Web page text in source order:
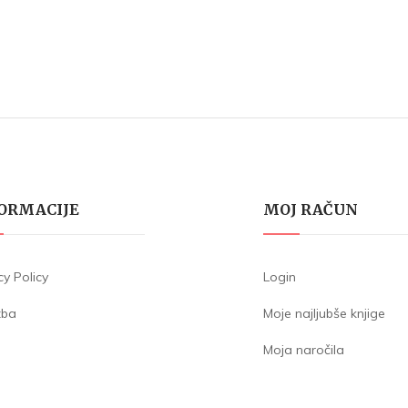
Policy
MOJ RAČUN
Login
Moje najljubše knjige
Moja naročila